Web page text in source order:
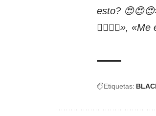
esto?
❤️‍🔥❤️‍🔥»,
Etiquetas: